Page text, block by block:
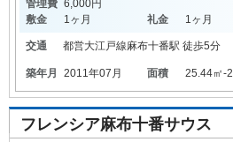
管理費 6,000円
敷金
1ヶ月 礼金 1ヶ月
交通 都営大江戸線麻布十番駅 徒歩5分
築年月 2011年07月 面積 25.44㎡-
フレンシア麻布十番サウス